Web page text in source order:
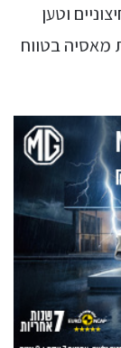
וטען
מאסיה בטווח